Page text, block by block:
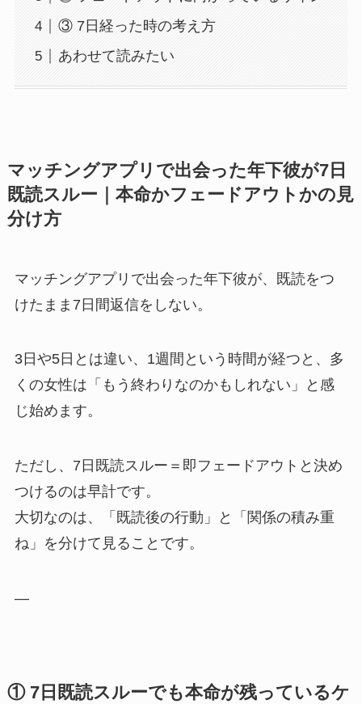
③ 7日経った時の考え方
あわせて読みたい
マッチングアプリで出会った年下彼が7日
既読スルー｜本命かフェードアウトかの見
分け方
マッチングアプリで出会った年下彼が、既読をつ
けたまま7日間返信をしない。
3日や5日とは違い、1週間という時間が経つと、多
くの女性は「もう終わりなのかもしれない」と感
じ始めます。
ただし、7日既読スルー＝即フェードアウトと決め
つけるのは早計です。
大切なのは、「既読後の行動」と「関係の積み重
ね」を分けて見ることです。
—
① 7日既読スルーでも本命が残っているケ